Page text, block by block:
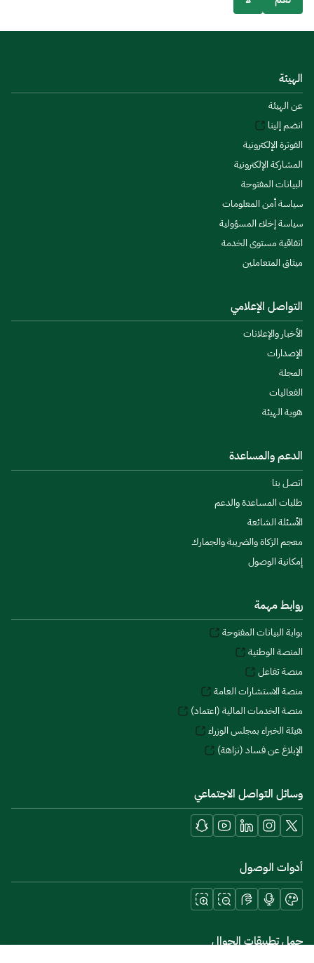
الهيئة
عن الهيئة
انضم إلينا
الفوترة الإلكترونية
المشاركة الإلكترونية
البيانات المفتوحة
سياسة أمن المعلومات
سياسة إخلاء المسؤولية
اتفاقية مستوى الخدمة
ميثاق المتعاملين
التواصل الإعلامي
الأخبار والإعلانات
الإصدارات
المجلة
الفعاليات
هوية الهيئة
الدعم والمساعدة
اتصل بنا
طلبات المساعدة والدعم
الأسئلة الشائعة
معجم الزكاة والضريبة والجمارك
إمكانية الوصول
روابط مهمة
بوابة البيانات المفتوحة
المنصة الوطنية
منصة تفاعل
منصة الاستشارات العامة
منصة الخدمات المالية (اعتماد)
هيئة الخبراء بمجلس الوزراء
الإبلاغ عن فساد (نزاهة)
وسائل التواصل الاجتماعي
أدوات الوصول
حمل تطبيقات الجوال